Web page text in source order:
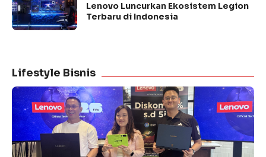
Lenovo Luncurkan Ekosistem Legion
Terbaru di Indonesia
Lifestyle Bisnis